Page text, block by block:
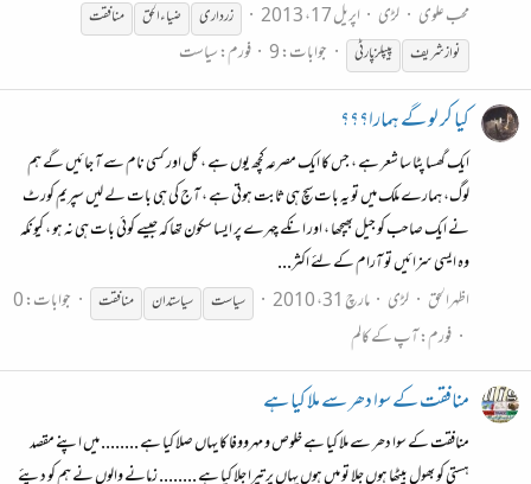
محب علوی
لڑی اپریل 17، 2013 زرداری ضیاءالحق
منافقت
نواز شریف
پیپلز پارٹی جوابات: 9 فورم:سیاست
کیا کر لو گے ہمارا؟؟؟
ایک گھسا پٹا سا شعر ہے ، جس کا ایک مصرعہ کچھ یوں ہے ، کل اور کسی نام سے آ جائیں گے ہم
لوگ، ہمارے ملک میں تو یہ بات سچ ہی ثابت ہوتی ہے ، آج کی ہی بات لے لیں سپریم کورٹ
نے ایک صاحب کو جیل بھیجھا ، اور انکے چہرے پر ایسا سکون تھا کہ جیسے کوئی بات ہی نہ ہو ، کیونکہ
وہ ایسی سزائیں تو آرام کے لئے اکثر...
اظہرالحق
لڑی مارچ 31، 2010 سیاست سیاستدان منافقت
جوابات: 0
فورم:آپ کے کالم
منافقت کے سوا دھر سے ملا کیا ہے
منافقت کے سوا دھر سے ملا کیا ہے خلوص و مہرووفا کا یہاں صلا کیا ہے ........ میں اپنے مقصد